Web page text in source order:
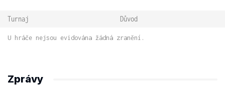
Turnaj Důvod
U hráče nejsou evidována žádná zranění.
Zprávy